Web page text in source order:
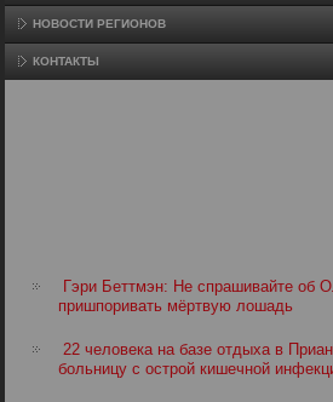
НОВОСТИ РЕГИОНОВ
КОНТАКТЫ
Гэри Беттмэн: Не спрашивайте об
пришпоривать мёртвую лошадь
22 человека на базе отдыха в
больницу с острой кишечной